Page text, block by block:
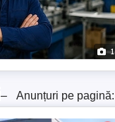
1
– Anunțuri pe pagină: